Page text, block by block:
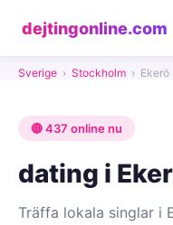
dejtingonline.com
Sverige › Stockholm › Ekerö
🔴 437 online nu
dating i
Träffa lokala singlar i